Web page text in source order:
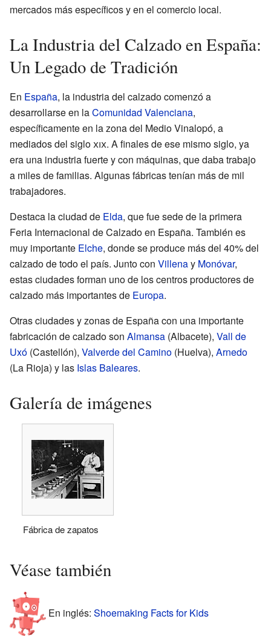
mercados más específicos y en el comercio local.
La Industria del Calzado en España:
Un Legado de Tradición
En España, la industria del calzado comenzó a
desarrollarse en laComunidad Valenciana,
específicamente en la zona del Medio Vinalopó, a
mediados del sigloxix. A finales de ese mismo siglo, ya
era una industria fuerte y con máquinas, que daba trabajo
a miles de familias. Algunas fábricas tenían más de mil
trabajadores.
Destaca la ciudad de Elda, que fue sede de la primera
Feria Internacional de Calzado en España. También es
muy importante Elche, donde se produce más del 40% del
calzado de todo el país. Junto con Villenay Monóvar,
estas ciudades forman uno de los centros productores de
calzado más importantes de Europa.
Otras ciudades y zonas de España con una importante
fabricación de calzado son Almansa (Albacete), Vall de
Uxó (Castellón), Valverde del Camino (Huelva), Arnedo
(La Rioja) y las Islas Baleares.
Galería de imágenes
Fábrica de zapatos
Véase también
En inglés: Shoemaking Facts for Kids